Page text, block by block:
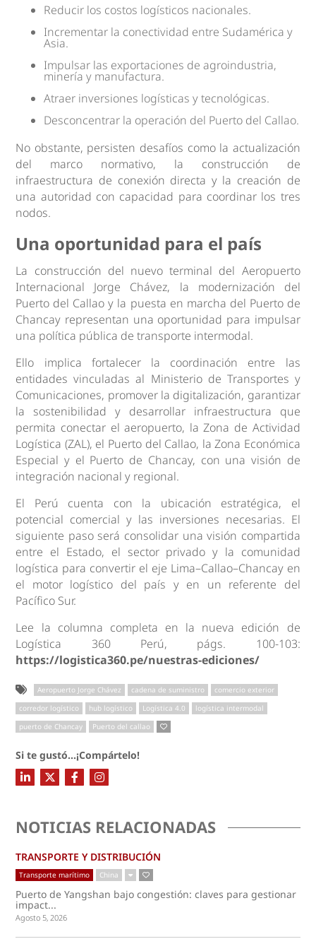
Reducir los costos logísticos nacionales.
Incrementar la conectividad entre Sudamérica y
Asia.
Impulsar las exportaciones de agroindustria,
minería y manufactura.
Atraer inversiones logísticas y tecnológicas.
Desconcentrar la operación del Puerto del Callao.
No obstante, persisten desafíos como la actualización
del marco normativo, la construcción de
infraestructura de conexión directa y la creación de
una autoridad con capacidad para coordinar los tres
nodos.
Una oportunidad para el país
La construcción del nuevo terminal del Aeropuerto
Internacional Jorge Chávez, la modernización del
Puerto del Callao y la puesta en marcha del Puerto de
Chancay representan una oportunidad para impulsar
una política pública de transporte intermodal.
Ello implica fortalecer la coordinación entre las
entidades vinculadas al Ministerio de Transportes y
Comunicaciones, promover la digitalización, garantizar
la sostenibilidad y desarrollar infraestructura que
permita conectar el aeropuerto, la Zona de Actividad
Logística (ZAL), el Puerto del Callao, la Zona Económica
Especial y el Puerto de Chancay, con una visión de
integración nacional y regional.
El Perú cuenta con la ubicación estratégica, el
potencial comercial y las inversiones necesarias. El
siguiente paso será consolidar una visión compartida
entre el Estado, el sector privado y la comunidad
logística para convertir el eje Lima–Callao–Chancay en
el motor logístico del país y en un referente del
Pacífico Sur.
Lee la columna completa en la nueva edición de
Logística 360 Perú, págs. 100-103:
https://logistica360.pe/nuestras-ediciones/
Aeropuerto Jorge Chávez cadena de suministro
comercio exterior
corredor logístico
hub logístico Logística 4.0
logística intermodal
puerto de Chancay
Puerto del callao
Si te gustó...¡Compártelo!
NOTICIAS RELACIONADAS
TRANSPORTE Y DISTRIBUCIÓN
Transporte marítimo China
Puerto de Yangshan bajo congestión: claves para gestionar
impact...
Agosto 5, 2026